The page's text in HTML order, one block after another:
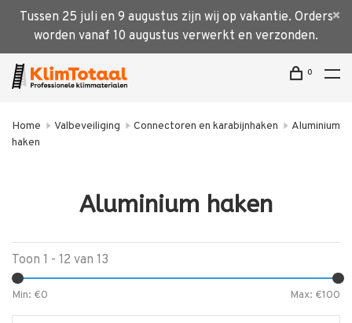
Tussen 25 juli en 9 augustus zijn wij op vakantie. Orders
worden vanaf 10 augustus verwerkt en verzonden.
0
Home Valbeveiliging Connectoren en karabijnhaken
Aluminium
haken
Aluminium haken
Toon 1 - 12 van 13
Min: €0 Max: €100